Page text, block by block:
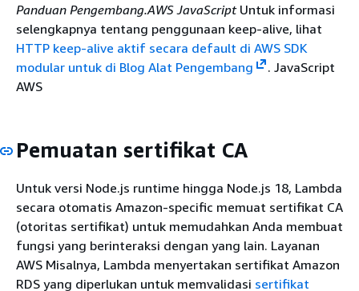
Panduan Pengembang.AWS JavaScript Untuk informasi
selengkapnya tentang penggunaan keep-alive, lihat
HTTP keep-alive aktif secara default di AWS SDK
modular untuk di Blog Alat Pengembang
. JavaScript
AWS
Pemuatan sertifikat CA
Untuk versi Node.js runtime hingga Node.js 18, Lambda
secara otomatis Amazon-specific memuat sertifikat CA
(otoritas sertifikat) untuk memudahkan Anda membuat
fungsi yang berinteraksi dengan yang lain. Layanan
AWS Misalnya, Lambda menyertakan sertifikat Amazon
RDS yang diperlukan untuk memvalidasi sertifikat